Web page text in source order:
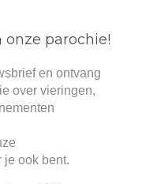
parochie!
en ontvang
over vieringen,
je ook bent.